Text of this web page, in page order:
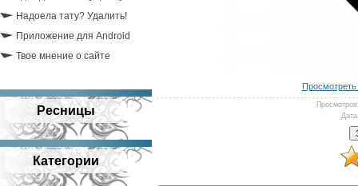
Надоела тату? Удалить!
Приложение для Android
Твое мнение о сайте
Ресницы
Категории
Просмотров
Дата